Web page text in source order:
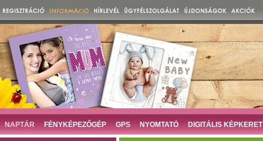
NAPTÁR FÉNYKÉPEZŐGÉP GPS NYOMTATÓ DIGITÁLIS KÉPKERET